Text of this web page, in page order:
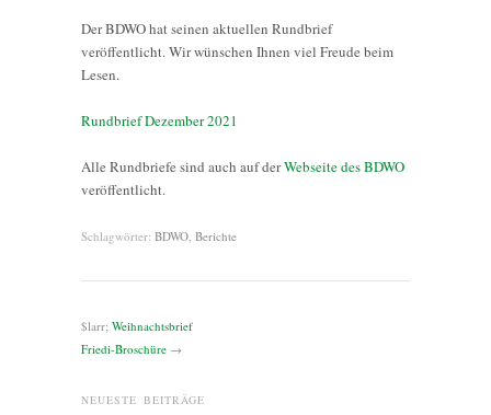
Der BDWO hat seinen aktuellen Rundbrief
veröffentlicht. Wir wünschen Ihnen viel Freude beim
Lesen.
Rundbrief Dezember 2021
Alle Rundbriefe sind auch auf derWebseite des BDWO
veröffentlicht.
Schlagwörter: BDWO Berichte
$larr; Weihnachtsbrief
Friedi-Broschüre →
NEUESTE BEITRÄGE